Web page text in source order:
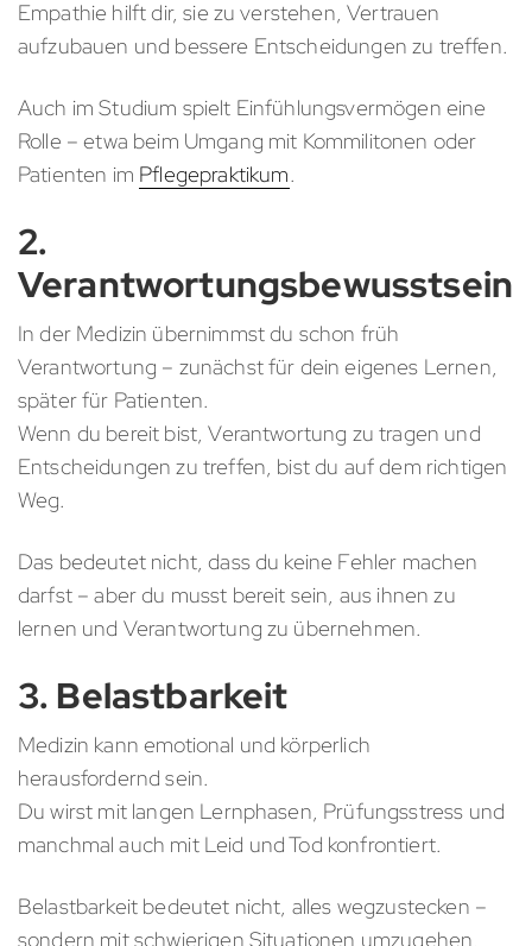
Empathie hilft dir, sie zu verstehen, Vertrauen
aufzubauen und bessere Entscheidungen zu treffen.
Auch im Studium spielt Einfühlungsvermögen eine
Rolle – etwa beim Umgang mit Kommilitonen oder
Patienten im Pflegepraktikum.
2.
Verantwortungsbewusstsein
In der Medizin übernimmst du schon früh
Verantwortung – zunächst für dein eigenes Lernen,
später für Patienten.
Wenn du bereit bist, Verantwortung zu tragen und
Entscheidungen zu treffen, bist du auf dem richtigen
Weg.
Das bedeutet nicht, dass du keine Fehler machen
darfst – aber du musst bereit sein, aus ihnen zu
lernen und Verantwortung zu übernehmen.
3. Belastbarkeit
Medizin kann emotional und körperlich
herausfordernd sein.
Du wirst mit langen Lernphasen, Prüfungsstress und
manchmal auch mit Leid und Tod konfrontiert.
Belastbarkeit bedeutet nicht, alles wegzustecken –
sondern mit schwierigen Situationen umzugehen,